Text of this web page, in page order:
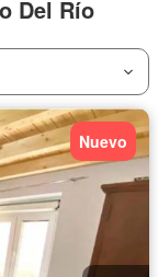
Del Río
Nuevo